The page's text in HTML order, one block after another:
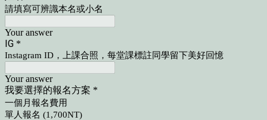
請填寫可辨識本名或小名
Your answer
IG *
Instagram ID，上課合照，每堂課標註同學留下美好回憶
Your answer
我要選擇的報名方案 *
一個月報名費用
單人報名 (1,700NT)